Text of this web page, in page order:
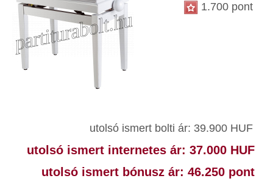
1.700 pont
utolsó ismert bolti ár: 39.900 HUF
utolsó ismert internetes ár: 37.000 HUF
utolsó ismert bónusz ár: 46.250 pont